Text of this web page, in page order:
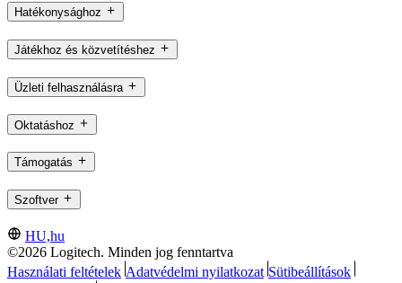
Hatékonysághoz
Játékhoz és közvetítéshez
Üzleti felhasználásra
Oktatáshoz
Támogatás
Szoftver
HU,hu
©2026 Logitech. Minden jog fenntartva
Használati feltételek Adatvédelmi nyilatkozat Sütibeállítások